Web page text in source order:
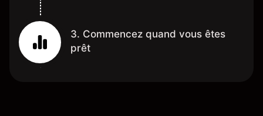
3. Commencez quand vous êtes
prêt